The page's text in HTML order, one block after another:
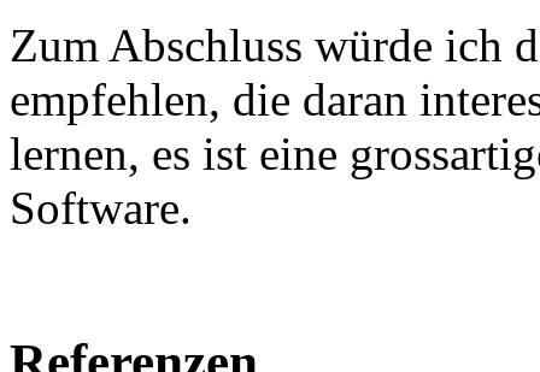
Zum Abschluss würde ich
empfehlen, die daran
lernen, es ist eine
Software.